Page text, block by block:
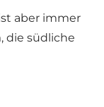
aber immer
die südliche